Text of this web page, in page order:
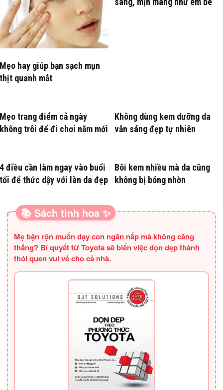
Mẹo hay giúp bạn sạch mụn
thịt quanh mắt
Mẹo trang điểm cả ngày
không trôi để đi chơi năm mới
Không dùng kem dưỡng da
vẫn sáng đẹp tự nhiên
4 điều cần làm ngay vào buổi
tối để thức dậy với làn da đẹp
Bôi kem nhiều mà da cũng
không bị bóng nhờn
SÁCH HAY CHO BA MẸ
📚 Sách tinh hoa ✨
Mẹ bận rộn muốn dạy con ngăn nắp mà không căng
thẳng? Bí quyết từ Toyota sẽ biến việc dọn dẹp thành
thói quen vui vẻ cho cả nhà.